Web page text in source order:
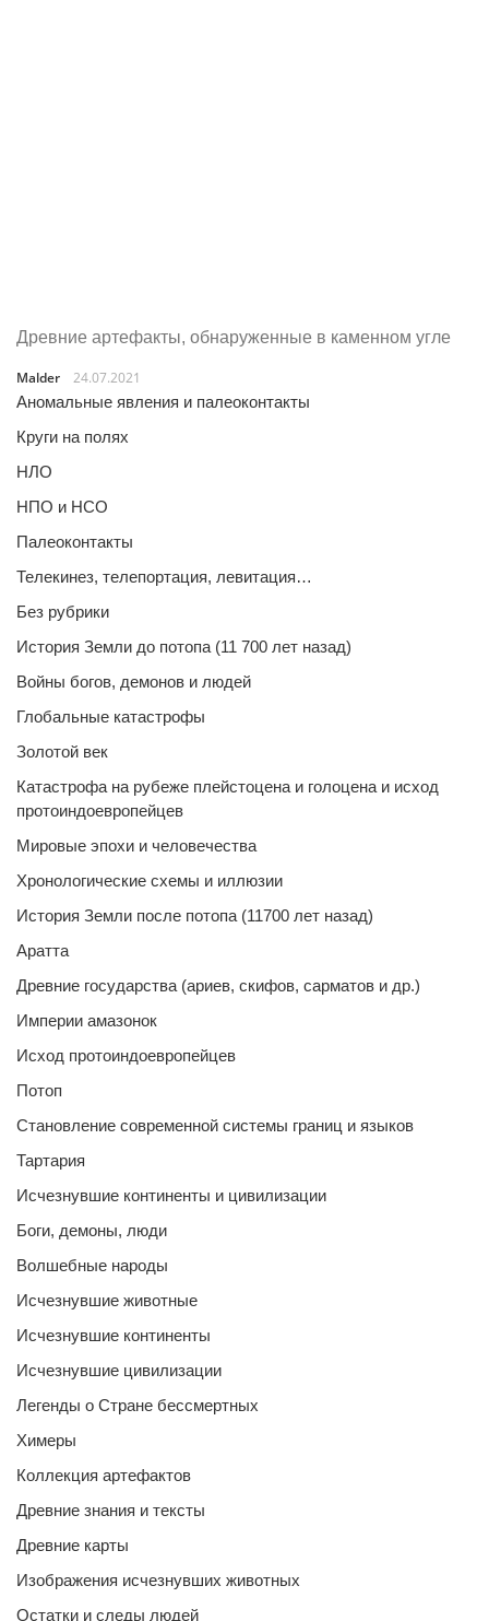
Древние артефакты, обнаруженные в каменном угле
Malder
24.07.2021
Аномальные явления и палеоконтакты
Круги на полях
НЛО
НПО и НСО
Палеоконтакты
Телекинез, телепортация, левитация…
Без рубрики
История Земли до потопа (11 700 лет назад)
Войны богов, демонов и людей
Глобальные катастрофы
Золотой век
Катастрофа на рубеже плейстоцена и голоцена и исход
протоиндоевропейцев
Мировые эпохи и человечества
Хронологические схемы и иллюзии
История Земли после потопа (11700 лет назад)
Аратта
Древние государства (ариев, скифов, сарматов и др.)
Империи амазонок
Исход протоиндоевропейцев
Потоп
Становление современной системы границ и языков
Тартария
Исчезнувшие континенты и цивилизации
Боги, демоны, люди
Волшебные народы
Исчезнувшие животные
Исчезнувшие континенты
Исчезнувшие цивилизации
Легенды о Стране бессмертных
Химеры
Коллекция артефактов
Древние знания и тексты
Древние карты
Изображения исчезнувших животных
Остатки и следы людей